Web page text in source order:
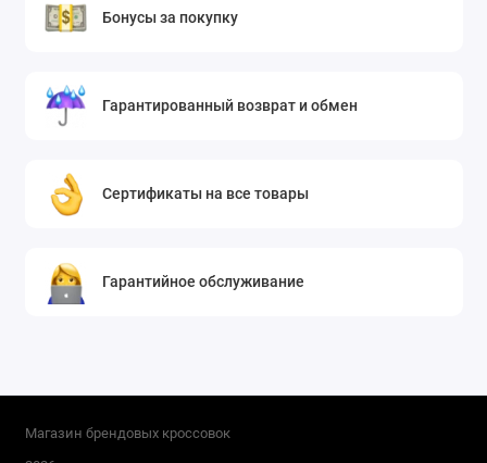
Бонусы за покупку
Гарантированный возврат и обмен
Сертификаты на все товары
Гарантийное обслуживание
Магазин брендовых кроссовок